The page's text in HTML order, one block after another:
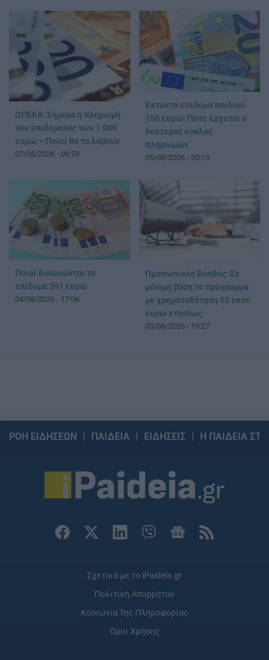
ΟΠΕΚΑ: Σήμερα η πληρωμή
του επιδόματος των 1.000
ευρώ – Ποιοί θα το λάβουν
07/08/2026 - 08:59
Έκτακτο επίδομα παιδιού
150 ευρώ: Πότε έρχεται ο
δεύτερος κύκλος
πληρωμών
05/08/2026 - 20:13
Ποιοί δικαιούνται το
επίδομα 391 ευρώ
04/08/2026 - 17:06
Προσωπικός Βοηθός: Σε
μόνιμη βάση το πρόγραμμα
με χρηματοδότηση 53 εκατ.
ευρώ ετησίως
03/08/2026 - 19:27
ΡΟΗ ΕΙΔΗΣΕΩΝ ΠΑΙΔΕΙΑ ΕΙΔΗΣΕΙΣ Η ΠΑΙΔΕΙΑ
Σχετικά με το iPaideia.gr
Πολιτική Απορρήτου
Κοινωνία Της Πληροφορίας
Όροι Χρήσης